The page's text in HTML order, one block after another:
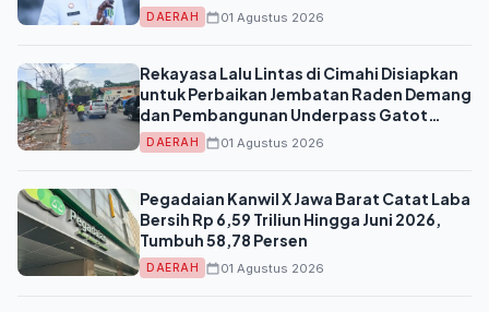
DAERAH 01 Agustus 2026
Rekayasa Lalu Lintas di Cimahi Disiapkan
untuk Perbaikan Jembatan Raden Demang
dan Pembangunan Underpass Gatot
Subroto
DAERAH 01 Agustus 2026
Pegadaian Kanwil X Jawa Barat Catat Laba
Bersih Rp 6,59 Triliun Hingga Juni 2026,
Tumbuh 58,78 Persen
DAERAH 01 Agustus 2026